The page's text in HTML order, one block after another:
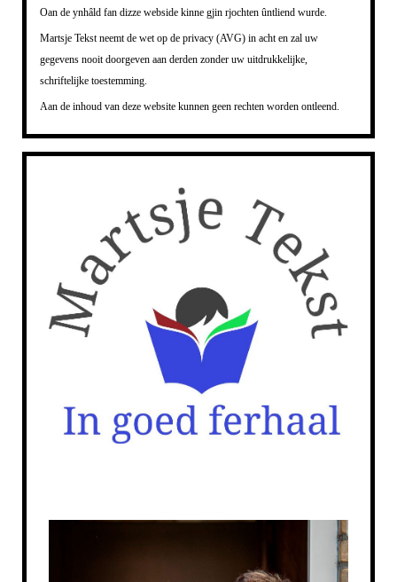
Oan de ynhâld fan dizze webside kinne gjin rjochten ûntliend wurde.
Martsje Tekst neemt de wet op de privacy (AVG) in acht en zal uw
gegevens nooit doorgeven aan derden zonder uw uitdrukkelijke,
schriftelijke toestemming.
Aan de inhoud van deze website kunnen geen rechten worden ontleend.